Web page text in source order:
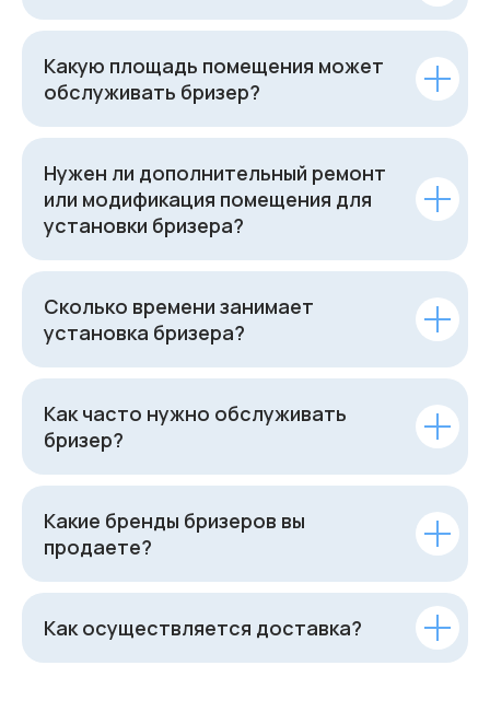
Какую площадь помещения может
обслуживать бризер?
Нужен ли дополнительный ремонт
или модификация помещения для
установки бризера?
Сколько времени занимает
установка бризера?
Как часто нужно обслуживать
бризер?
Какие бренды бризеров вы
продаете?
Как осуществляется доставка?